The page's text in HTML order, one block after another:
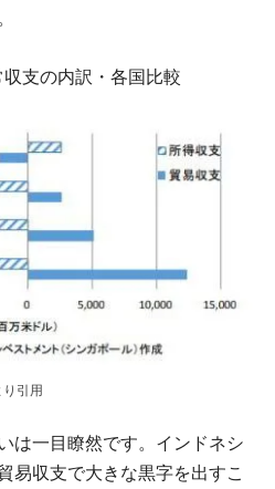
支の内訳・各国比較
引用
は一目瞭然です。インドネシ
易収支で大きな黒字を出すこ